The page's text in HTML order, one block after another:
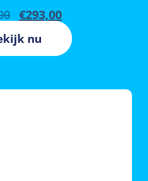
€293,00
nu